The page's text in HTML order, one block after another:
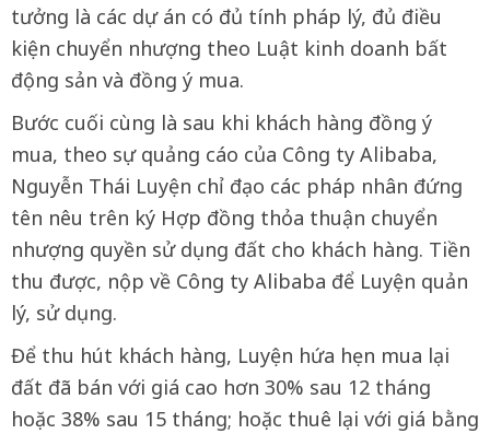
tưởng là các dự án có đủ tính pháp lý, đủ điều
kiện chuyển nhượng theo Luật kinh doanh bất
động sản và đồng ý mua.
Bước cuối cùng là sau khi khách hàng đồng ý
mua, theo sự quảng cáo của Công ty Alibaba,
Nguyễn Thái Luyện chỉ đạo các pháp nhân đứng
tên nêu trên ký Hợp đồng thỏa thuận chuyển
nhượng quyền sử dụng đất cho khách hàng. Tiền
thu được, nộp về Công ty Alibaba để Luyện quản
lý, sử dụng.
Để thu hút khách hàng, Luyện hứa hẹn mua lại
đất đã bán với giá cao hơn 30% sau 12 tháng
hoặc 38% sau 15 tháng; hoặc thuê lại với giá bằng